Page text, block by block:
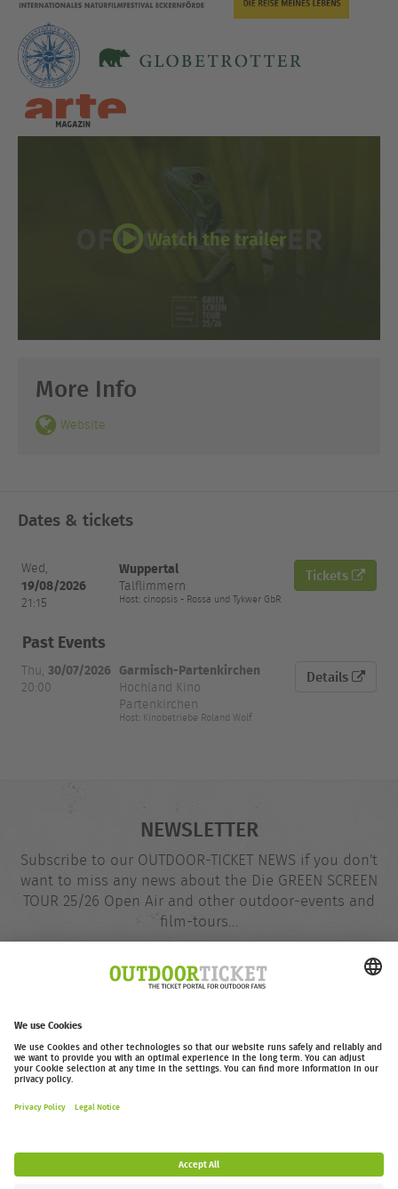
Watch the trailer
More Info
Website
Dates & tickets
Date
and
Time
CityVenue Tickets
Wed,
19/08/2026
21:15
Wuppertal
Talflimmern
Host: cinopsis - Rossa und Tykwer GbR
Tickets
Past Events
Thu,30/07/2026
20:00
Garmisch-Partenkirchen
Hochland Kino
Partenkirchen
Host: Kinobetriebe Roland Wolf
Details
NEWSLETTER
Subscribe to our OUTDOOR-TICKET NEWS if you don't
want to miss any news about the Die GREEN SCREEN
TOUR 25/26 Open Air and other outdoor-events and
film-tours...
address
outdoor-ticket.net